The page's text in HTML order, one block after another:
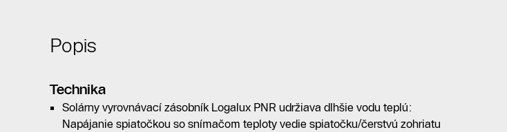
Popis
Technika
Solárny vyrovnávací zásobník Logalux PNR udržiava dlhšie vodu teplú:
Napájanie spiatočkou so snímačom teploty vedie spiatočku/čerstvú zohriatu